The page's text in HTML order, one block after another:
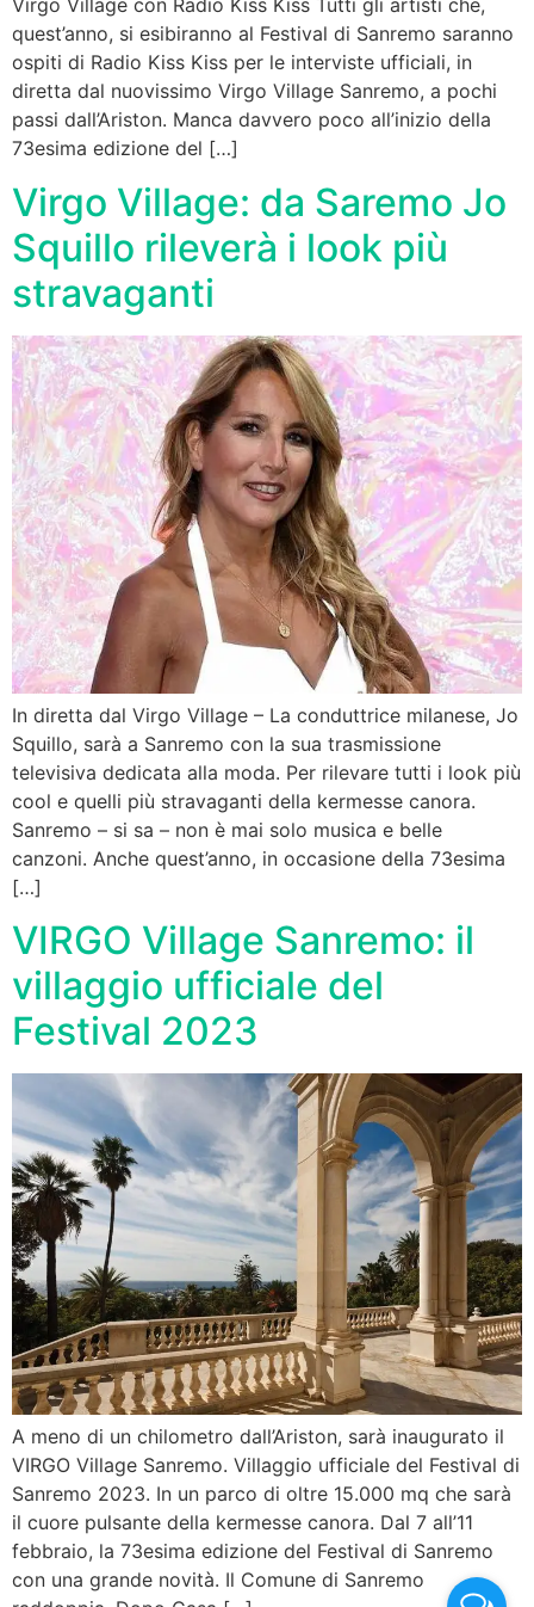
Virgo Village con Radio Kiss Kiss Tutti gli artisti che,
quest’anno, si esibiranno al Festival di Sanremo saranno
ospiti di Radio Kiss Kiss per le interviste ufficiali, in
diretta dal nuovissimo Virgo Village Sanremo, a pochi
passi dall’Ariston. Manca davvero poco all’inizio della
73esima edizione del […]
Virgo Village: da Saremo Jo
Squillo rileverà i look più
stravaganti
In diretta dal Virgo Village – La conduttrice milanese, Jo
Squillo, sarà a Sanremo con la sua trasmissione
televisiva dedicata alla moda. Per rilevare tutti i look più
cool e quelli più stravaganti della kermesse canora.
Sanremo – si sa – non è mai solo musica e belle
canzoni. Anche quest’anno, in occasione della 73esima
[…]
VIRGO Village Sanremo: il
villaggio ufficiale del
Festival 2023
A meno di un chilometro dall’Ariston, sarà inaugurato il
VIRGO Village Sanremo. Villaggio ufficiale del Festival di
Sanremo 2023. In un parco di oltre 15.000 mq che sarà
il cuore pulsante della kermesse canora. Dal 7 all’11
febbraio, la 73esima edizione del Festival di Sanremo
con una grande novità. Il Comune di Sanremo